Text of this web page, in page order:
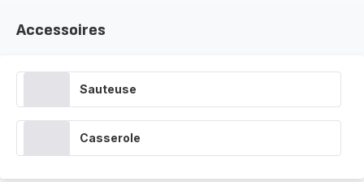
Accessoires
Sauteuse
Casserole